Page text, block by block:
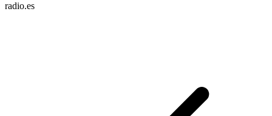
radio.es